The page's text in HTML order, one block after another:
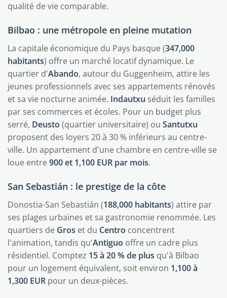
qualité de vie comparable.
Bilbao : une métropole en pleine mutation
La capitale économique du Pays basque (347,000
habitants) offre un marché locatif dynamique. Le
quartier d'Abando, autour du Guggenheim, attire les
jeunes professionnels avec ses appartements rénovés
et sa vie nocturne animée. Indautxu séduit les familles
par ses commerces et écoles. Pour un budget plus
serré, Deusto (quartier universitaire) ou Santutxu
proposent des loyers 20 à 30 % inférieurs au centre-
ville. Un appartement d'une chambre en centre-ville se
loue entre900 et 1,100 EUR par mois.
San Sebastián : le prestige de la côte
Donostia-San Sebastián (188,000 habitants) attire par
ses plages urbaines et sa gastronomie renommée. Les
quartiers de Gros et du Centro concentrent
l'animation, tandis qu'Antiguo offre un cadre plus
résidentiel. Comptez 15 à 20 % de plus qu'à Bilbao
pour un logement équivalent, soit environ 1,100 à
1,300 EUR pour un deux-pièces.